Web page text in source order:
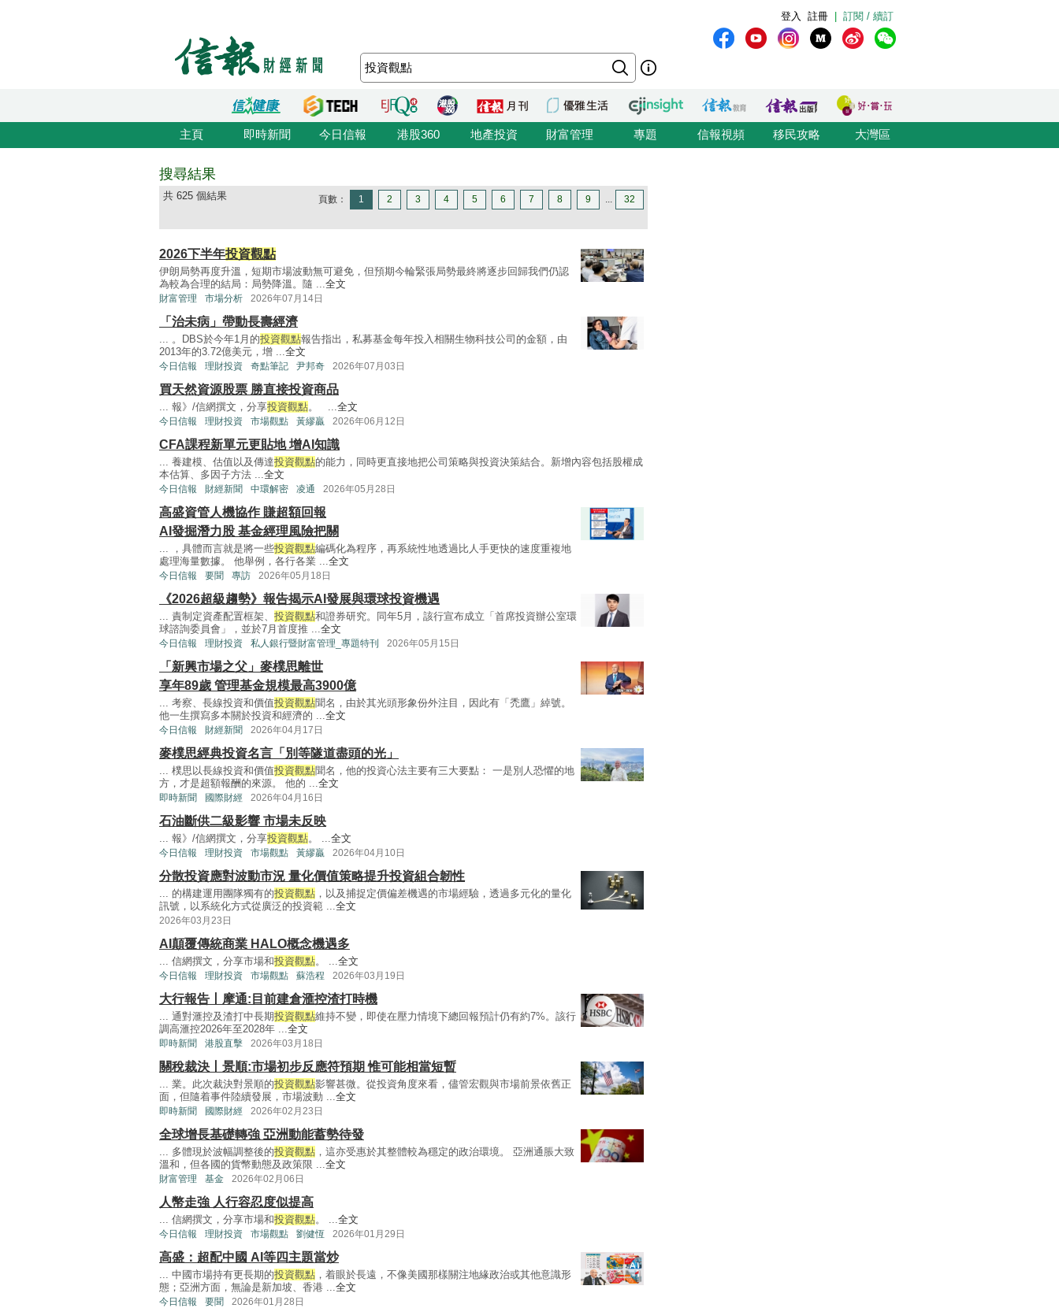
訂閱 / 續訂
註冊
登入
主頁 即時新聞 今日信報 港股360 地產投資 財富管理 專題 信報視頻 移民攻略 大灣區
搜尋結果
共 625 個結果 頁數： 1 2 3 4 5 6 7 8 9 ... 32
2026下半年投資觀點
伊朗局勢再度升溫，短期市場波動無可避免，但預期今輪緊張局勢最終將逐步回歸我們仍認
為較為合理的結局：局勢降溫。隨 ...全文
財富管理 市場分析 2026年07月14日
「治未病」帶動長壽經濟
... 。DBS於今年1月的投資觀點報告指出，私募基金每年投入相關生物科技公司的金額，由
2013年的3.72億美元，增 ...全文
今日信報 理財投資 奇點筆記 尹邦奇 2026年07月03日
買天然資源股票 勝直接投資商品
... 報》/信網撰文，分享投資觀點。 ...全文
今日信報 理財投資 市場觀點 黃繆贏 2026年06月12日
CFA課程新單元更貼地 增AI知識
... 養建模、估值以及傳達投資觀點的能力，同時更直接地把公司策略與投資決策結合。新增內容包括股權成
本估算、多因子方法 ...全文
今日信報 財經新聞 中環解密 凌通 2026年05月28日
高盛資管人機協作 賺超額回報
AI發掘潛力股 基金經理風險把關
... ，具體而言就是將一些投資觀點編碼化為程序，再系統性地透過比人手更快的速度重複地
處理海量數據。 他舉例，各行各業 ...全文
今日信報 要聞 專訪 2026年05月18日
《2026超級趨勢》報告揭示AI發展與環球投資機遇
... 責制定資產配置框架、 投資觀點和證券研究。同年5月，該行宣布成立「首席投資辦公室環
球諮詢委員會」，並於7月首度推 ...全文
今日信報 理財投資 私人銀行暨財富管理_專題特刊 2026年05月15日
「新興市場之父」麥樸思離世
享年89歲 管理基金規模最高3900億
... 考察、長線投資和價值投資觀點聞名，由於其光頭形象份外注目，因此有「禿鷹」綽號。
他一生撰寫多本關於投資和經濟的 ...全文
今日信報 財經新聞 2026年04月17日
麥樸思經典投資名言「別等隧道盡頭的光」
... 樸思以長線投資和價值投資觀點聞名，他的投資心法主要有三大要點： 一是別人恐懼的地
方，才是超額報酬的來源。 他的 ...全文
即時新聞 國際財經 2026年04月16日
石油斷供二級影響 市場未反映
... 報》/信網撰文，分享投資觀點。 ...全文
今日信報 理財投資 市場觀點 黃繆贏 2026年04月10日
分散投資應對波動市況 量化價值策略提升投資組合韌性
... 的構建運用團隊獨有的投資觀點 ，以及捕捉定價偏差機遇的市場經驗，透過多元化的量化
訊號，以系統化方式從廣泛的投資範 ...全文
2026年03月23日
AI顛覆傳統商業 HALO概念機遇多
... 信網撰文，分享市場和投資觀點。 ...全文
今日信報 理財投資 市場觀點 蘇浩程 2026年03月19日
大行報告丨摩通:目前建倉滙控渣打時機
... 通對滙控及渣打中長期投資觀點維持不變，即使在壓力情境下總回報預計仍有約7%。該行
調高滙控2026年至2028年 ...全文
即時新聞 港股直擊 2026年03月18日
關稅裁決丨景順:市場初步反應符預期 惟可能相當短暫
... 業。此次裁決對景順的投資觀點影響甚微。從投資角度來看，儘管宏觀與市場前景依舊正
面，但隨着事件陸續發展，市場波動 ...全文
即時新聞 國際財經 2026年02月23日
全球增長基礎轉強 亞洲動能蓄勢待發
... 多體現於波幅調整後的投資觀點 ，這亦受惠於其整體較為穩定的政治環境。 亞洲通脹大致
溫和，但各國的貨幣動態及政策限 ...全文
財富管理 基金 2026年02月06日
人幣走強 人行容忍度似提高
... 信網撰文，分享市場和投資觀點。 ...全文
今日信報 理財投資 市場觀點 劉健恆 2026年01月29日
高盛：超配中國 AI等四主題當炒
... 中國市場持有更長期的投資觀點 ，着眼於長遠，不像美國那樣關注地緣政治或其他意識形
態；亞洲方面，無論是新加坡、香港 ...全文
今日信報 要聞 2026年01月28日